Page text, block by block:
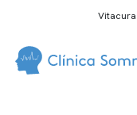
Vitacura